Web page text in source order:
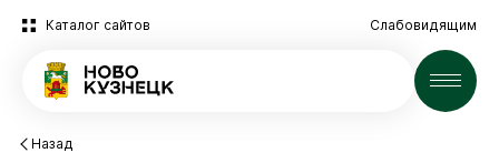
Каталог сайтов Слабовидящим
Новости
Назад